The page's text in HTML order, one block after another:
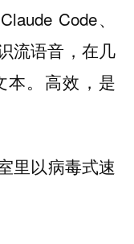
Code、
流语音，在几
本。高效，是
里以病毒式速